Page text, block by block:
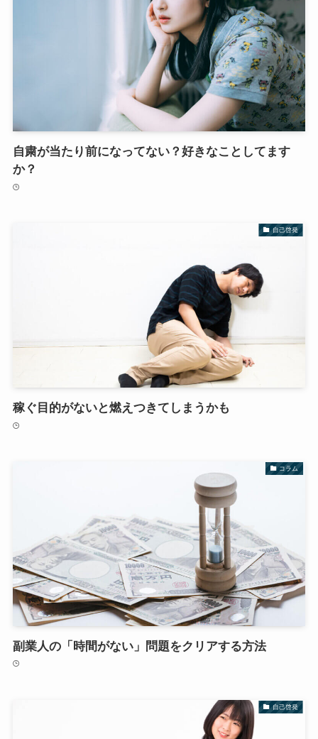
自粛が当たり前になってない？好きなことしてます
か？
自己啓発
稼ぐ目的がないと燃えつきてしまうかも
コラム
副業人の「時間がない」問題をクリアする方法
自己啓発